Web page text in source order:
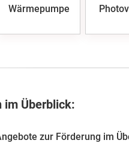
Wärmepumpe
im Überblick:
zur Förderung im